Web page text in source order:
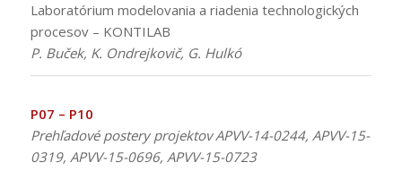
Laboratórium modelovania a riadenia technologických
procesov – KONTILAB
P. Buček, K. Ondrejkovič, G. Hulkó
P07 – P10
Prehľadové postery projektov APVV-14-0244, APVV-15-
0319, APVV-15-0696, APVV-15-0723